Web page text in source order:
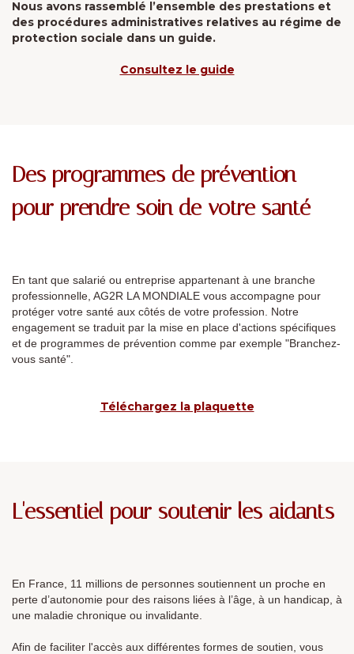
Nous avons rassemblé l’ensemble des prestations et
des procédures administratives relatives au régime de
protection sociale dans un guide.
Consultez le guide
Des programmes de prévention
pour prendre soin de votre santé
En tant que salarié ou entreprise appartenant à une branche
professionnelle, AG2R LA MONDIALE vous accompagne pour
protéger votre santé aux côtés de votre profession. Notre
engagement se traduit par la mise en place d'actions spécifiques
et de programmes de prévention comme par exemple "Branchez-
vous santé".
Téléchargez la plaquette
L'essentiel pour soutenir les aidants
En France, 11 millions de personnes soutiennent un proche en
perte d’autonomie pour des raisons liées à l’âge, à un handicap, à
une maladie chronique ou invalidante.
Afin de faciliter l'accès aux différentes formes de soutien, vous